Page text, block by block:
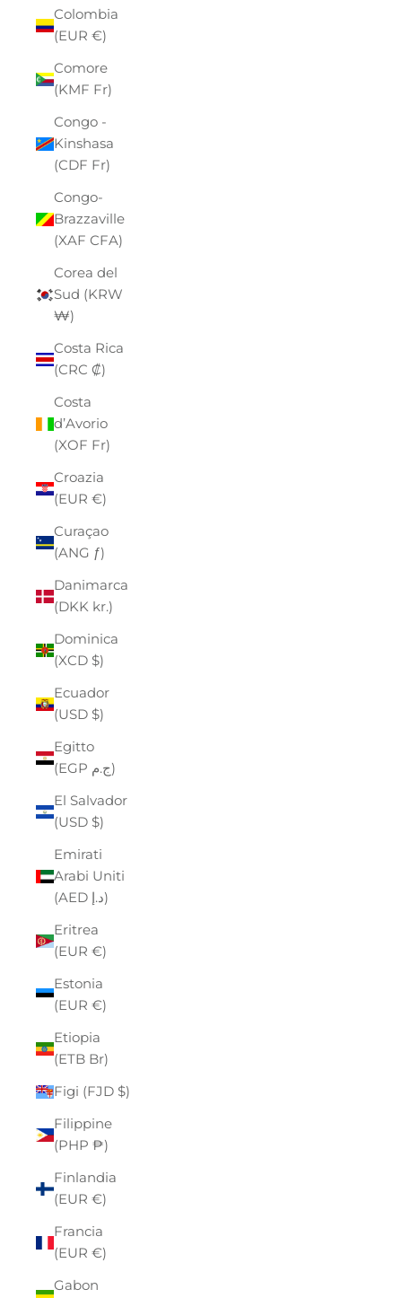
Colombia
(EUR €)
Comore
(KMF Fr)
Congo -
Kinshasa
(CDF Fr)
Congo-
Brazzaville
(XAF CFA)
Corea del
Sud (KRW
₩)
Costa Rica
(CRC ₡)
Costa
d’Avorio
(XOF Fr)
Croazia
(EUR €)
Curaçao
(ANG ƒ)
Danimarca
(DKK kr.)
Dominica
(XCD $)
Ecuador
(USD $)
Egitto
(EGP ج.م)
El Salvador
(USD $)
Emirati
Arabi Uniti
(AED د.إ)
Eritrea
(EUR €)
Estonia
(EUR €)
Etiopia
(ETB Br)
Figi (FJD $)
Filippine
(PHP ₱)
Finlandia
(EUR €)
Francia
(EUR €)
Gabon